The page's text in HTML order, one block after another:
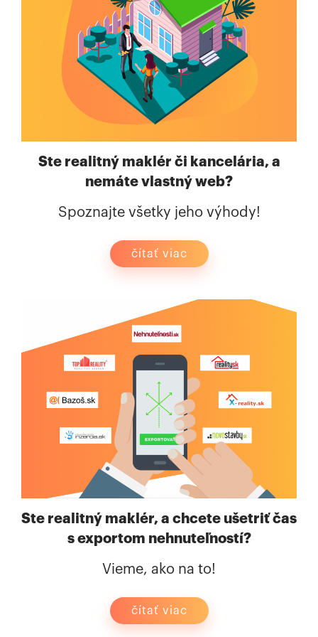
Ste realitný maklér či kancelária, a
nemáte vlastný web?
Spoznajte všetky jeho výhody!
čítať viac
Ste realitný maklér, a chcete ušetriť čas
s exportom nehnuteľností?
Vieme, ako na to!
čítať viac